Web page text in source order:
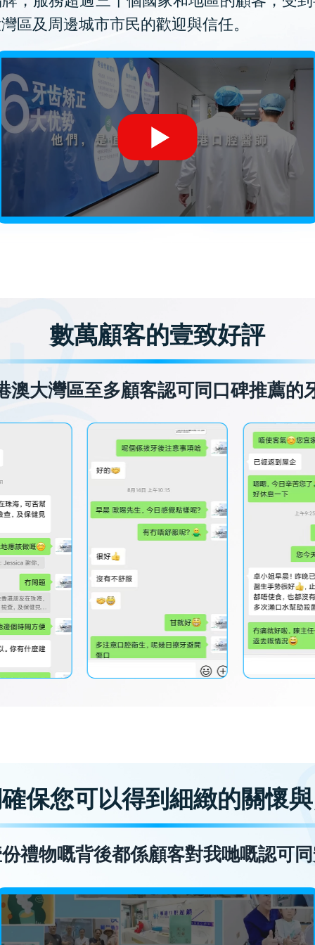
區及周邊城市市民的歡迎與信任。
數萬顧客的壹致好評
澳大灣區至多顧客認可同口碑推薦的
保您可以得到細緻的關懷
禮物嘅背後都係顧客對我哋嘅認可